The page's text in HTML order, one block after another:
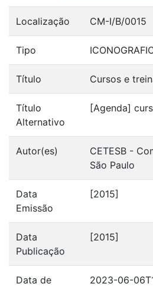
Doações/Aquisições
Fale Conosco
Localização CM-I/B/0015
Tipo
Título Cursos e
Título
Alternativo
[Agenda]
Autor(es)
CETESB -
São Paulo
Data
Emissão
[2015]
Data
Publicação
[2015]
Data de
2023-06-